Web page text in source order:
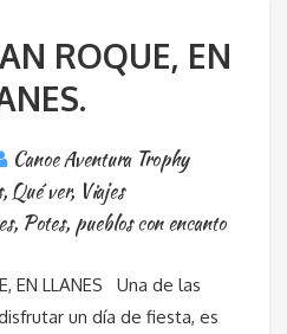
ROQUE, EN
Canoe Aventura Trophy
, Qué ver, Viajes
, Potes, pueblos con encanto
EN LLANES Una de las
un día de fiesta, es